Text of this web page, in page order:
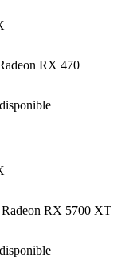
RX 470
RX 5700 XT